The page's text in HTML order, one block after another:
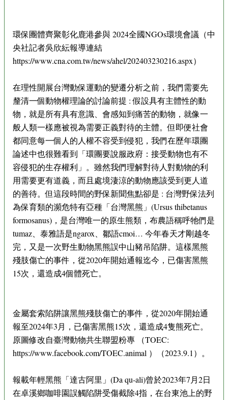
環保團體齊聚彰化鹿港參與 2024全國NGOs環境會議（中
央社記者吳欣紜報導連結
https://www.cna.com.tw/news/ahel/202403230216.aspx）
在理性開展台灣動保運動的變遷分析之前，我們需要先
釐清一個動物權理論的討論前提 : 假設具有主體性的動
物，就是所有具有意識、會感知到痛苦的動物，就像一
般人類一樣應被視為需要正義對待的主體。但即便社會
都同意每一個人的人權不容受到侵犯，我們在歷年環團
論述中也很難看到「環團要說服政府：接受動物也有不
容侵犯的生存權利」。雖然我們理解對待人對動物的利
用需要更有道義，而且處境淒涼的動物應該受到更人道
的善待。但這段時間的野保新聞焦點卻是 : 台灣野保法列
為保育類的瀕危特有亞種「台灣黑熊」(Ursus thibetanus
formosanus)，是台灣唯一的原生熊類，布農語稱呼牠們是
tumaz、泰雅語是ngarox、鄒語cmoi… 今年春天才剛越冬
完，又是一次野生動物黑熊誤中山豬吊陷阱。這樣黑熊
殘肢傷亡的事件，從2020年開始通報迄今，已傷害黑熊
15次，還造成4個體死亡。
金屬套索陷阱讓黑熊殘肢傷亡的事件，從2020年開始通
報至2024年3月，已傷害黑熊15次，還造成4隻熊死亡。
原圖修改自臺灣動物共生聯盟粉專 （TOEC:
https://www.facebook.com/TOEC.animal ）（2023.9.1）。
報載年輕黑熊「達古阿里」(Da qu-ali)曾於2023年7月2日
在卓溪鄉咖啡園誤觸陷阱受傷截除4指，在台東池上的野